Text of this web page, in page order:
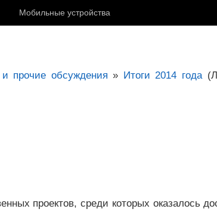
Мобильные устройства
прочие обсуждения » Итоги 2014 года
проектов, среди которых оказалось